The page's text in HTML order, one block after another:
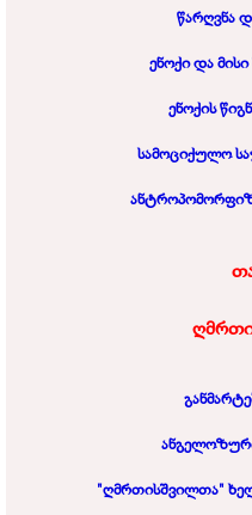
წარღვნა
ენოქი და
ენოქის
სამოციქულო
"ღმრთისშვილთა"